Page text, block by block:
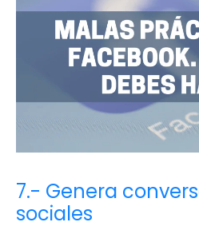
7.- Genera
sociales